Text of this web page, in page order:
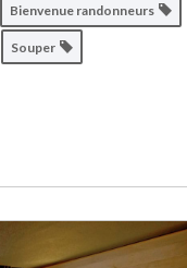
Bienvenue randonneurs
Souper